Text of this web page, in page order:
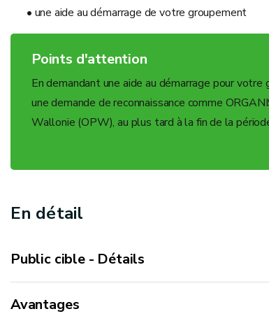
• une aide au démarrage de votre groupement
Points d'attention
En demandant une aide au démarrage pour
une demande de reconnaissance comme
Wallonie (OPW), au plus tard à la fin de la
En détail
Public cible - Détails
Avantages